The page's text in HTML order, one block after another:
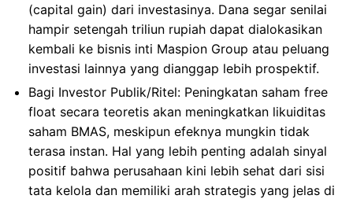
(capital gain) dari investasinya. Dana segar senilai
hampir setengah triliun rupiah dapat dialokasikan
kembali ke bisnis inti Maspion Group atau peluang
investasi lainnya yang dianggap lebih prospektif.
Bagi Investor Publik/Ritel: Peningkatan saham free
float secara teoretis akan meningkatkan likuiditas
saham BMAS, meskipun efeknya mungkin tidak
terasa instan. Hal yang lebih penting adalah sinyal
positif bahwa perusahaan kini lebih sehat dari sisi
tata kelola dan memiliki arah strategis yang jelas di